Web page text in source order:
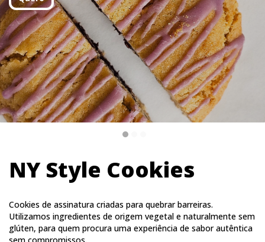
Quero
NY Style Cookies
Cookies de assinatura criadas para quebrar barreiras.
Utilizamos ingredientes de origem vegetal e naturalmente sem
glúten, para quem procura uma experiência de sabor autêntica